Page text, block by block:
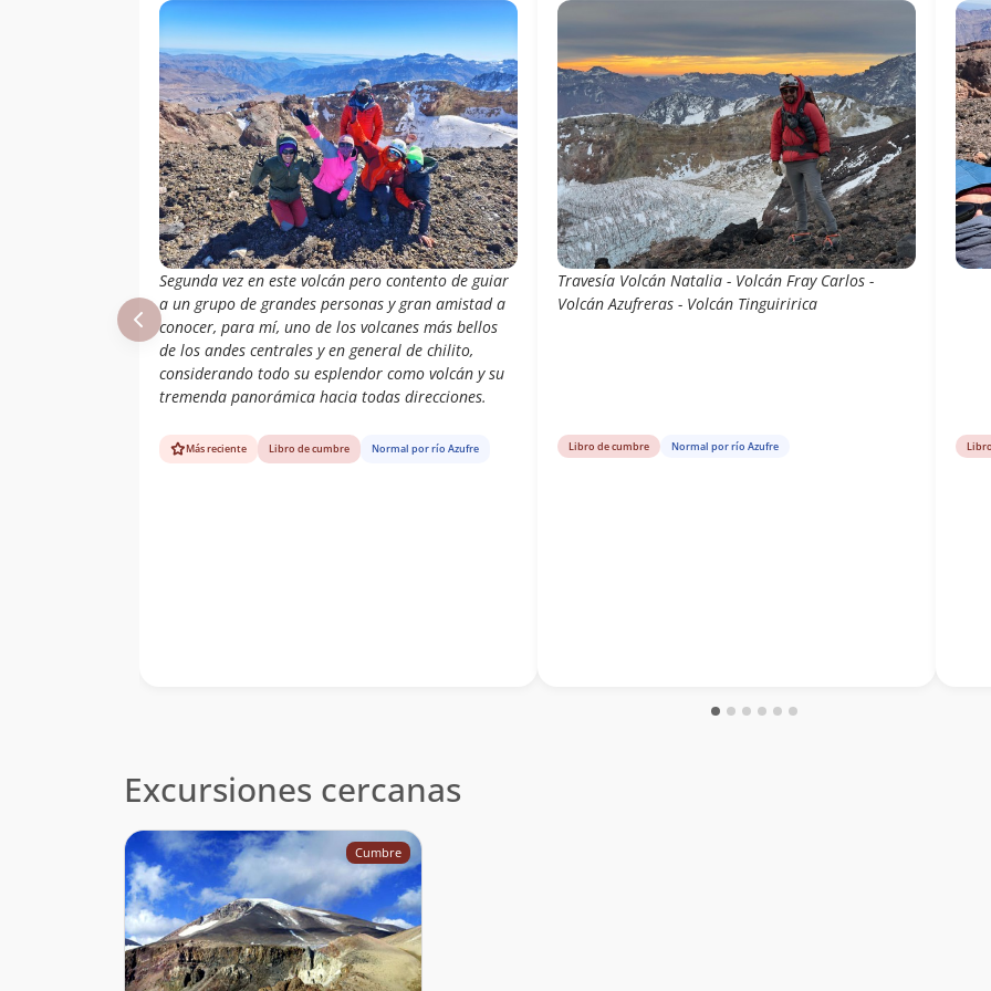
Nuñez
21/01/78
Wolfgang Förster
08/12/58 Eberhard Meier
Segunda vez en este volcán pero contento de guiar
a un grupo de grandes personas y gran amistad a
conocer, para mí, uno de los volcanes más bellos
de los andes centrales y en general de chilito,
considerando todo su esplendor como volcán y su
tremenda panorámica hacia todas direcciones.
Más reciente Libro de cumbre Normal por río Azufre
Travesía Volcán Natalia - Volcán Fray Carlos -
Volcán Azufreras - Volcán Tinguiririca
Libro de cumbre Normal por río Azufre
Excursiones cercanas
Cumbre